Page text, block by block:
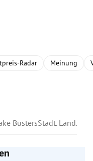
Radar Meinung
BustersStadt. Land.